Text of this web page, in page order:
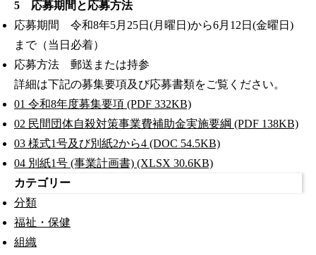
5 応募期間と応募方法
応募期間 令和8年5月25日(月曜日)から6月12日(金曜日)
まで（当日必着）
応募方法 郵送または持参
詳細は下記の募集要項及び応募書類をご覧ください。
01 令和8年度募集要項 (PDF 332KB)
02 民間団体自殺対策事業費補助金実施要綱 (PDF 138KB)
03 様式1号及び別紙2から4 (DOC 54.5KB)
04 別紙1号 (事業計画書) (XLSX 30.6KB)
カテゴリー
分類
福祉・保健
組織